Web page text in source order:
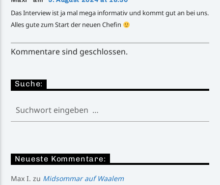
Das Interview ist ja mal mega informativ und kommt gut an bei uns.
Alles gute zum Start der neuen Chefin
Kommentare sind geschlossen.
Suche:
Neueste Kommentare:
Max I. zu Midsommar auf Waalem